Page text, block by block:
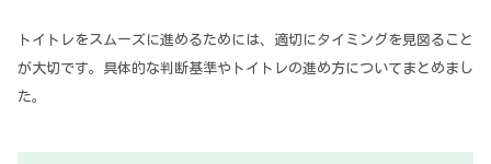
トイトレをスムーズに進めるためには、適切にタイミングを見図ること
が大切です。具体的な判断基準やトイトレの進め方についてまとめまし
た。